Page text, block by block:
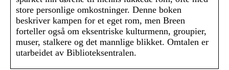
store personlige omkostninger. Denne boken
beskriver kampen for et eget rom, men Breen
forteller også om eksentriske kulturmenn, groupier,
muser, stalkere og det mannlige blikket. Omtalen er
utarbeidet av Biblioteksentralen.